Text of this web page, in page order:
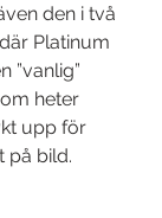
den i två
Platinum
”vanlig”
heter
upp för
på bild.